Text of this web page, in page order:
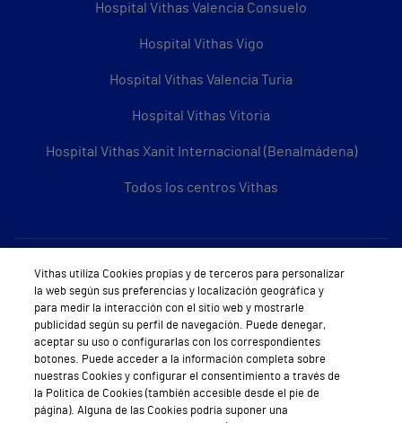
Hospital Vithas Valencia Consuelo
Hospital Vithas Vigo
Hospital Vithas Valencia Turia
Hospital Vithas Vitoria
Hospital Vithas Xanit Internacional (Benalmádena)
Todos los centros Vithas
Sobre Vithas
Quiénes somos
Trabajar en Vithas
Teléfono Cita Médica
Teléfono Atención al Cliente
Vithas utiliza Cookies propias y de terceros para personalizar
la web según sus preferencias y localización geográfica y
para medir la interacción con el sitio web y mostrarle
publicidad según su perfil de navegación. Puede denegar,
aceptar su uso o configurarlas con los correspondientes
botones. Puede acceder a la información completa sobre
nuestras Cookies y configurar el consentimiento a través de
la Política de Cookies (también accesible desde el pie de
página). Alguna de las Cookies podría suponer una